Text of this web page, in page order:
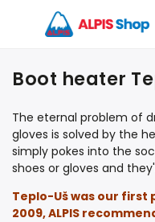
Boot heater
The eternal problem of
gloves is solved by the
simply pokes into the
shoes or gloves and
Teplo-Uš was our first
2009, ALPIS